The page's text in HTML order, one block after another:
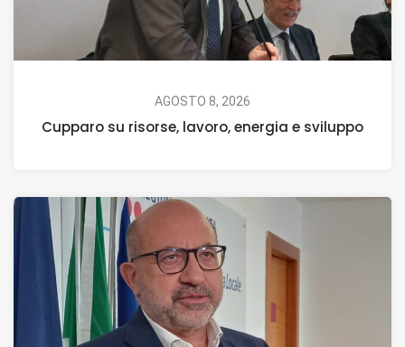
AGOSTO 8, 2026
Cupparo su risorse, lavoro, energia e sviluppo